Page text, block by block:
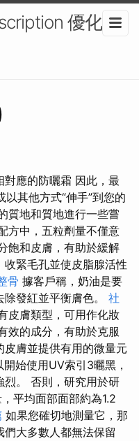
優化的
對應的防曬霜 因此，最
其他方式“伸手”到您的
質地和質地進行一些嘗
方中，五粒劑量不僅意
飽和皮膚，有助於緩解
緊毛孔並使皮脂腺活性
骨 據客戶稱，奶油是要
發紅並平衡膚色。 社
皮膚類型，可用作化妝
效的成分，有助於克服
膚並提供有用的微量元
開始使用UV索引3曬黑，
烈。 否則，研究用於研
平均面部面部約為1.2
如果您確切地測量它，那
大多數人都無法保留